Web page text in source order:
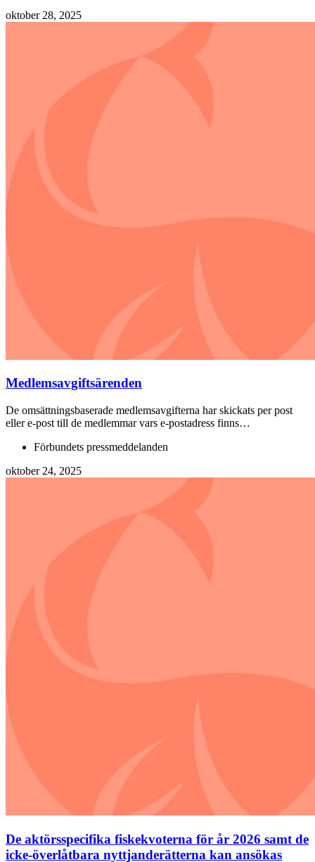
oktober 28, 2025
Medlemsavgiftsärenden
De omsättningsbaserade medlemsavgifterna har skickats per post
eller e-post till de medlemmar vars e-postadress finns…
Förbundets pressmeddelanden
oktober 24, 2025
De aktörsspecifika fiskekvoterna för år 2026 samt de
icke-överlåtbara nyttjanderätterna kan ansökas